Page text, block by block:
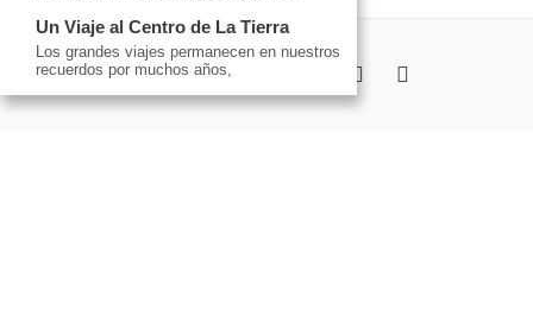
Un Viaje al Centro de La Tierra
Los grandes viajes permanecen en nuestros
recuerdos por muchos años,